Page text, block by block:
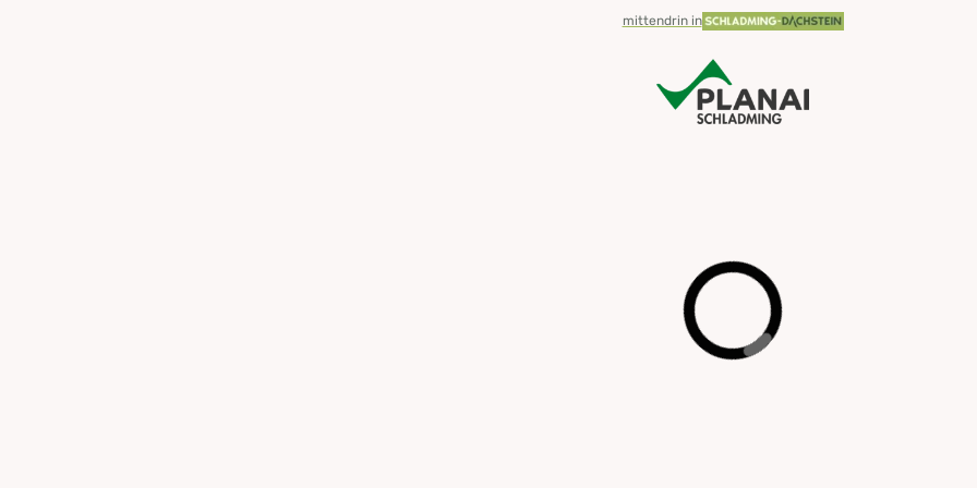
mittendrin in